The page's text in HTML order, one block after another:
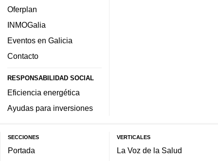
Oferplan
INMOGalia
Eventos en Galicia
Contacto
RESPONSABILIDAD SOCIAL
Eficiencia energética
Ayudas para inversiones
SECCIONES
Portada
VERTICALES
La Voz de la Salud